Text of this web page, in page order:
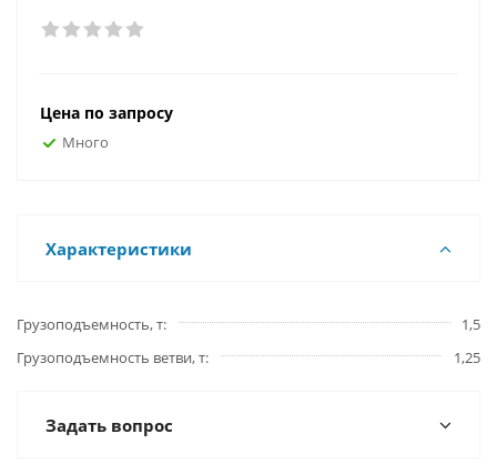
Цена по запросу
Много
Характеристики
Грузоподъемность, т
1,5
Грузоподъемность ветви, т
1,25
Задать вопрос